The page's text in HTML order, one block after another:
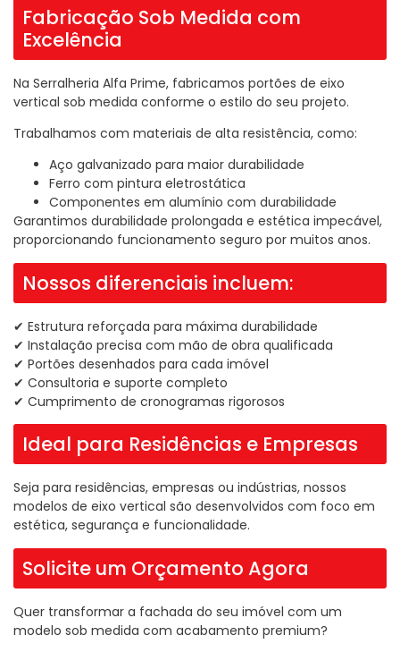
Fabricação Sob Medida com
Excelência
Na Serralheria Alfa Prime, fabricamos portões de eixo
vertical sob medida conforme o estilo do seu projeto.
Trabalhamos com materiais de alta resistência, como:
Aço galvanizado para maior durabilidade
Ferro com pintura eletrostática
Componentes em alumínio com durabilidade
Garantimos durabilidade prolongada e estética impecável,
proporcionando funcionamento seguro por muitos anos.
Nossos diferenciais incluem:
✔ Estrutura reforçada para máxima durabilidade
✔ Instalação precisa com mão de obra qualificada
✔ Portões desenhados para cada imóvel
✔ Consultoria e suporte completo
✔ Cumprimento de cronogramas rigorosos
Ideal para Residências e Empresas
Seja para residências, empresas ou indústrias, nossos
modelos de eixo vertical são desenvolvidos com foco em
estética, segurança e funcionalidade.
Solicite um Orçamento Agora
Quer transformar a fachada do seu imóvel com um
modelo sob medida com acabamento premium?